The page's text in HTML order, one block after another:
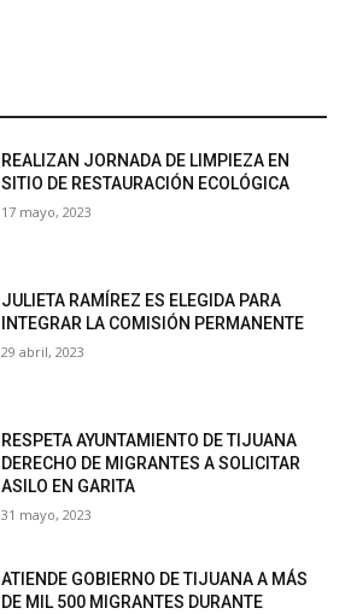
REALIZAN JORNADA DE LIMPIEZA EN
SITIO DE RESTAURACIÓN ECOLÓGICA
17 mayo, 2023
JULIETA RAMÍREZ ES ELEGIDA PARA
INTEGRAR LA COMISIÓN PERMANENTE
29 abril, 2023
RESPETA AYUNTAMIENTO DE TIJUANA
DERECHO DE MIGRANTES A SOLICITAR
ASILO EN GARITA
31 mayo, 2023
ATIENDE GOBIERNO DE TIJUANA A MÁS
DE MIL 500 MIGRANTES DURANTE